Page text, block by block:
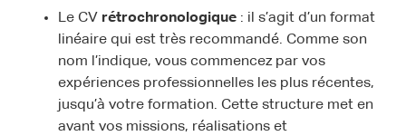
Le CV rétrochronologique : il s’agit d’un format
linéaire qui est très recommandé. Comme son
nom l’indique, vous commencez par vos
expériences professionnelles les plus récentes,
jusqu’à votre formation. Cette structure met en
avant vos missions, réalisations et